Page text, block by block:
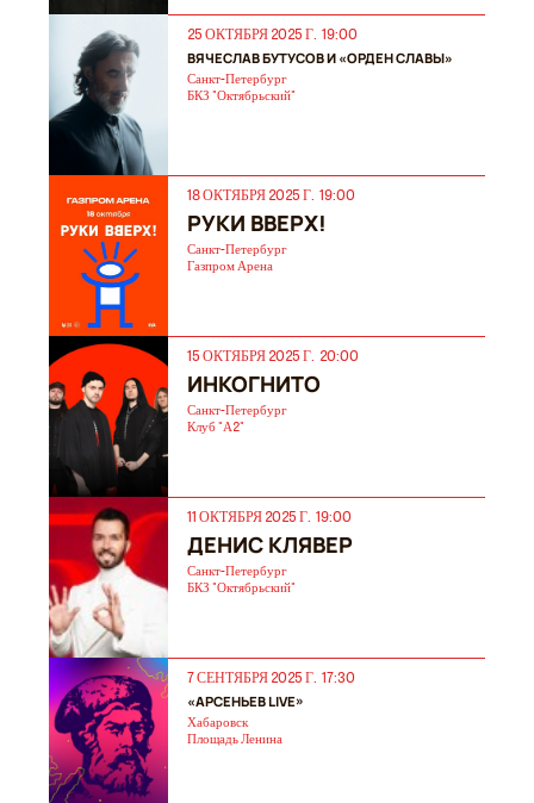
25 ОКТЯБРЯ 2025 Г. 19:00
ВЯЧЕСЛАВ БУТУСОВ И «ОРДЕН СЛАВЫ»
Санкт-Петербург
БКЗ "Октябрьский"
18 ОКТЯБРЯ 2025 Г. 19:00
РУКИ ВВЕРХ!
Санкт-Петербург
Газпром Арена
15 ОКТЯБРЯ 2025 Г. 20:00
ИНКОГНИТО
Санкт-Петербург
Клуб "А2"
11 ОКТЯБРЯ 2025 Г. 19:00
ДЕНИС КЛЯВЕР
Санкт-Петербург
БКЗ "Октябрьский"
7 СЕНТЯБРЯ 2025 Г. 17:30
«АРСЕНЬЕВ LIVE»
Хабаровск
Площадь Ленина